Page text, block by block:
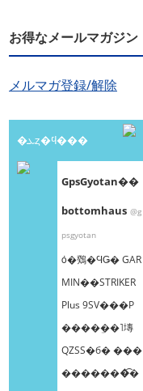
お得なメールマガジン
メルマガ登録/解除
�ܥȥ�ϥ���
GpsGyotan��
bottomhaus @g
psgyotan
ȯ�䳫�ϤǤ� GAR
MIN��STRIKER
Plus 9SV���Ρ
����ܸ��˥塼
QZSS�б� ���
�������͡�